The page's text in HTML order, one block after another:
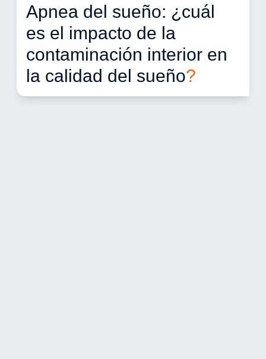
Apnea del sueño: ¿cuál
es el impacto de la
contaminación interior en
la calidad del sueño?